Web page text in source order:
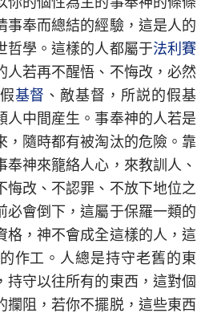
事奉而總結的經驗，這是人的
哲學。這樣的人都屬于法利賽
人若再不醒悟、不悔改，必然
基督 、敵基督，所説的假基
人中間産生。事奉神的人若是
，隨時都有被淘汰的危險。靠
神來籠絡人心，來教訓人、
悔改、不認罪、不放下地位之
必會倒下，這屬于保羅一類的
格，神不會成全這樣的人，這
作工。人總是持守老舊的東
持守以往所有的東西，這對個
攔阻，若你不擺脱，這些東西